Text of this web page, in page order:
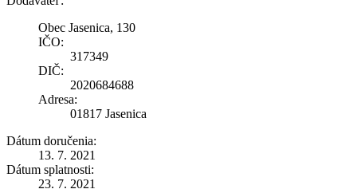
Obec Jasenica, 130
IČO:
317349
DIČ:
2020684688
Adresa:
01817 Jasenica
Dátum doručenia:
13. 7. 2021
Dátum splatnosti:
23. 7. 2021